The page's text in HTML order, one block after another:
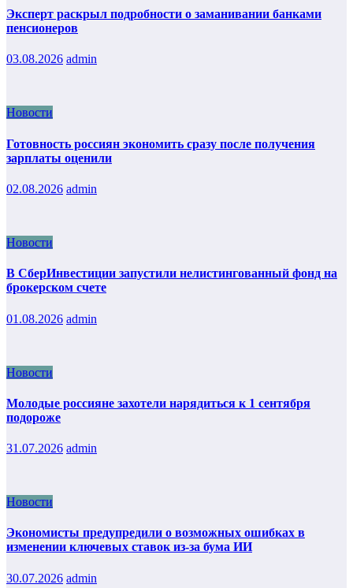
Эксперт раскрыл подробности о заманивании банками
пенсионеров
03.08.2026 admin
Новости
Готовность россиян экономить сразу после получения
зарплаты оценили
02.08.2026 admin
Новости
В СберИнвестиции запустили нелистингованный фонд на
брокерском счете
01.08.2026 admin
Новости
Молодые россияне захотели нарядиться к 1 сентября
подороже
31.07.2026 admin
Новости
Экономисты предупредили о возможных ошибках в
изменении ключевых ставок из-за бума ИИ
30.07.2026 admin